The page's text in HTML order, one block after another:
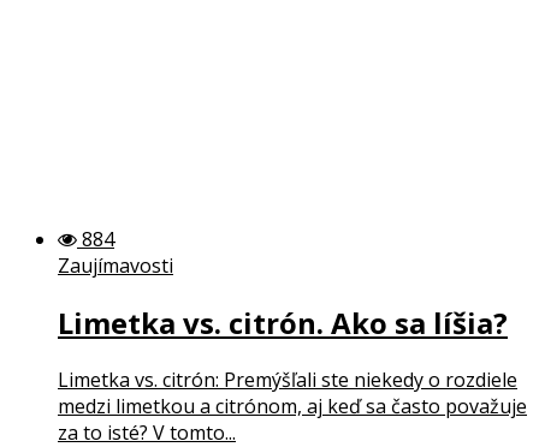
884
Zaujímavosti
Limetka vs. citrón. Ako sa líšia?
Limetka vs. citrón: Premýšľali ste niekedy o rozdiele
medzi limetkou a citrónom, aj keď sa často považuje
za to isté? V tomto...